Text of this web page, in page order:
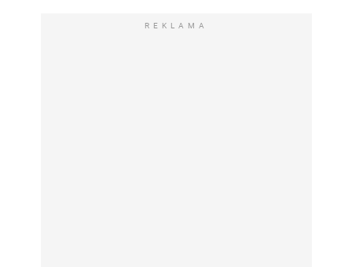
REKLAMA